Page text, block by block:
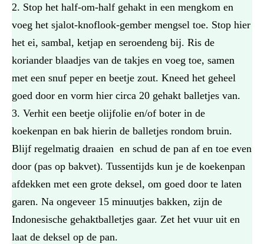
Stop het half-om-half gehakt in een mengkom en
voeg het sjalot-knoflook-gember mengsel toe. Stop hier
het ei, sambal, ketjap en seroendeng bij. Ris de
koriander blaadjes van de takjes en voeg toe, samen
met een snuf peper en beetje zout. Kneed het geheel
goed door en vorm hier circa 20 gehakt balletjes van.
Verhit een beetje olijfolie en/of boter in de
koekenpan en bak hierin de balletjes rondom bruin.
Blijf regelmatig draaien en schud de pan af en toe even
door (pas op bakvet). Tussentijds kun je de koekenpan
afdekken met een grote deksel, om goed door te laten
garen. Na ongeveer 15 minuutjes bakken, zijn de
Indonesische gehaktballetjes gaar. Zet het vuur uit en
laat de deksel op de pan.